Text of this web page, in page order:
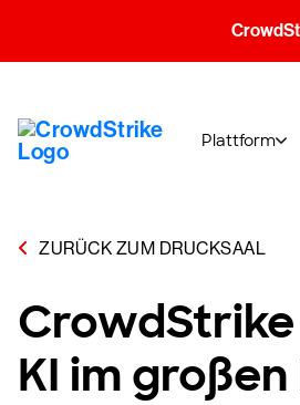
Plattform
ZURÜCK ZUM DRUCKSAAL
KI im